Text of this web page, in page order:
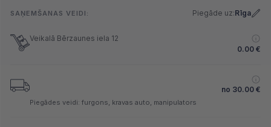
SAŅEMŠANAS VEIDI: Piegāde uz:Rīga
Veikalā Bērzaunes iela 12
0.00 €
no 30.00 €
Piegādes veidi: furgons, kravas auto, manipulators